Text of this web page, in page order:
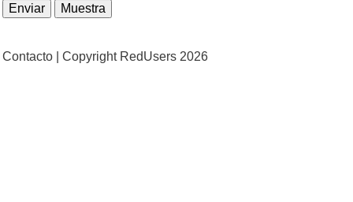
Contacto | Copyright RedUsers 2026